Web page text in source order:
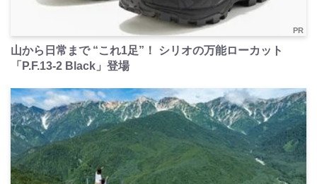
PR
山から日常まで “これ1足”！ シリオの万能ローカット
「P.F.13-2 Black」登場